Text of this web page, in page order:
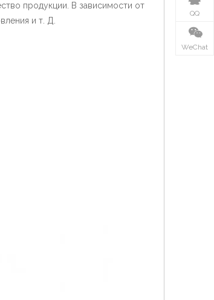
продукции. В зависимости от
и т. Д.
QQ
WeChat